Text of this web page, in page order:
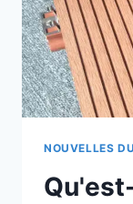
NOUVELLES